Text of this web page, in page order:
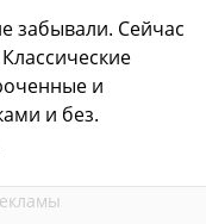
забывали. Сейчас
и
и без.